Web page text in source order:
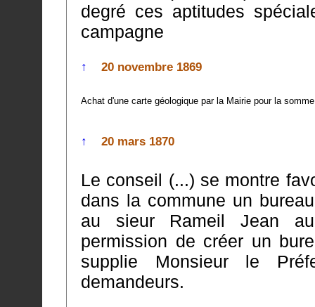
degré ces aptitudes
campagne
↑ 20 novembre 1869
Achat d'une carte géologique par la Mairie pour la
↑ 20 mars 1870
Le conseil (...) se montre
dans la commune un bureau de tabac et il
au sieur Rameil Jean
permission de créer un bureau de tabac dans la commune et il
supplie Monsieur le
demandeurs.